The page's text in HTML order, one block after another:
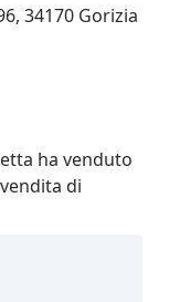
34170 Gorizia
ha venduto
di